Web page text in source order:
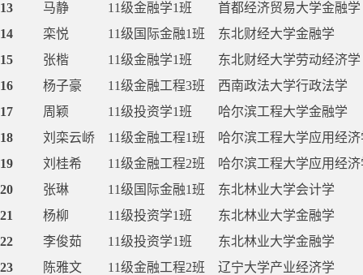
13
马静 11级金融学1班
首都经济贸易大学金融学
14
栾悦 11级国际金融1班
东北财经大学金融学
15
张楷 11级金融学1班
东北财经大学劳动经济学
16
杨子豪 11级金融工程3班
西南政法大学行政法学
17
周颖 11级投资学1班
哈尔滨工程大学金融学
18
刘栾云峤 11级金融工程1班
哈尔滨工程大学应用经济
19
刘桂希 11级金融工程2班
哈尔滨工程大学应用经济
20
张琳 11级国际金融1班
东北林业大学会计学
21
杨柳 11级投资学1班
东北林业大学金融学
22
李俊茹 11级投资学1班
东北林业大学金融学
23
陈雅文 11级金融工程2班
辽宁大学产业经济学